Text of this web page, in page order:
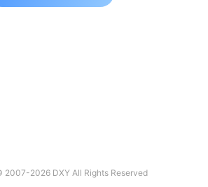
2007-2026 DXY All Rights Reserved